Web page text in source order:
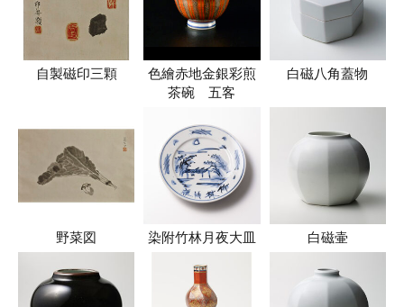
自製磁印三顆
色繪赤地金銀彩煎
茶碗 五客
白磁八角蓋物
野菜図 染附竹林月夜大皿 白磁壷